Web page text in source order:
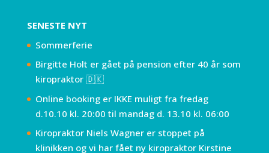
SENESTE NYT
Sommerferie
Birgitte Holt er gået på pension efter 40 år som
kiropraktor 🇩🇰
Online booking er IKKE muligt fra fredag
d.10.10 kl. 20:00 til mandag d. 13.10 kl. 06:00
Kiropraktor Niels Wagner er stoppet på
klinikken og vi har fået ny kiropraktor Kirstine